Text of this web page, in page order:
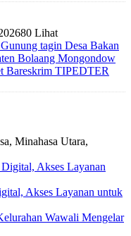
80 Lihat
tagin Desa Bakan
Bolaang Mongondow
Bareskrim TIPEDTER
Minahasa Utara,
Akses Layanan untuk